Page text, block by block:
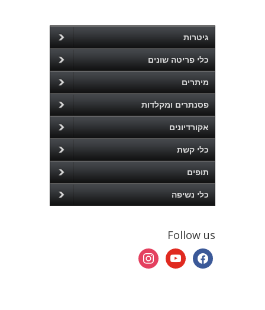
גיטרות
כלי פריטה שונים
מיתרים
פסנתרים ומקלדות
אקורדיונים
כלי קשת
תופים
כלי נשיפה
Follow us
facebook
youtube
instagram